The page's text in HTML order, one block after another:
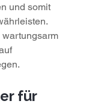
und somit
für